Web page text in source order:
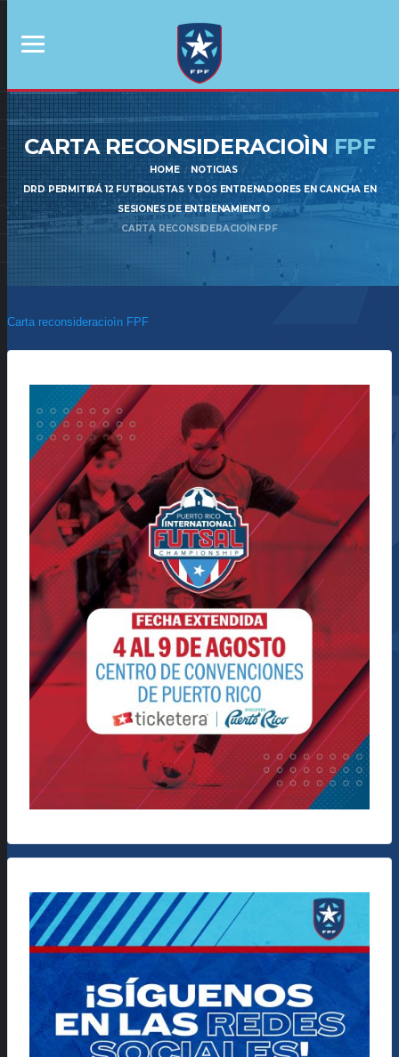
CARTA RECONSIDERACIOÌN FPF
HOME
NOTICIAS
DRD PERMITIRÁ 12 FUTBOLISTAS Y DOS ENTRENADORES EN CANCHA EN
SESIONES DE ENTRENAMIENTO
CARTA RECONSIDERACIOÌN FPF
Carta reconsideracioìn FPF